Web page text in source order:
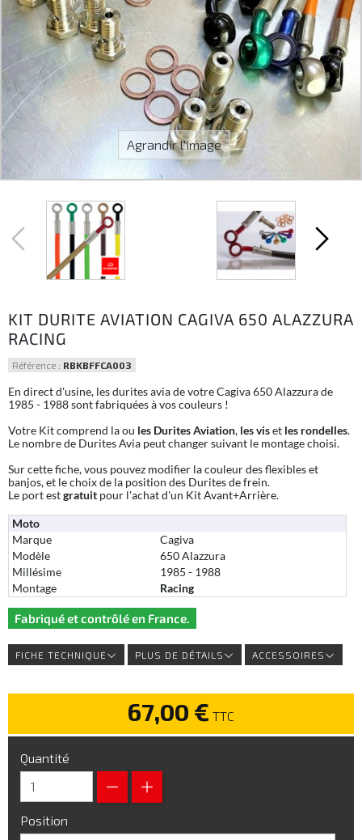
Agrandir l'image
KIT DURITE AVIATION CAGIVA 650 ALAZZURA
RACING
Référence : RBKBFFCA003
En direct d'usine, les durites avia de votre Cagiva 650 Alazzura de
1985 - 1988 sont fabriquées à vos couleurs !
Votre Kit comprend la ou les Durites Aviation, les viset les rondelles.
Le nombre de Durites Avia peut changer suivant le montage choisi.
Sur cette fiche, vous pouvez modifier la couleur des flexibles et
banjos, et le choix de la position des Durites de frein.
Le port estgratuit pour l'achat d'un Kit Avant+Arrière.
Moto
Marque
Cagiva
Modèle
650 Alazzura
Millésime
1985 - 1988
Montage
Racing
Fabriqué et contrôlé en France.
FICHE TECHNIQUE PLUS DE DÉTAILS ACCESSOIRES
67,00 € TTC
Quantité
Position